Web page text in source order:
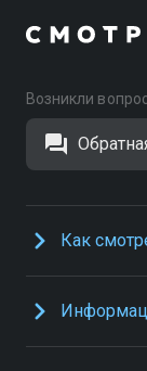
Возникли
Как